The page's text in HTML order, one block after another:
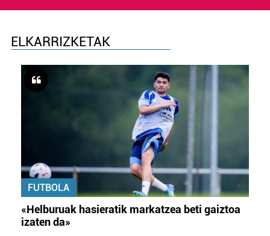
ELKARRIZKETAK
FUTBOLA
«Helburuak hasieratik markatzea beti gaiztoa
izaten da»